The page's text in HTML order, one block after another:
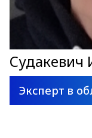
Судакевич
Эксперт в